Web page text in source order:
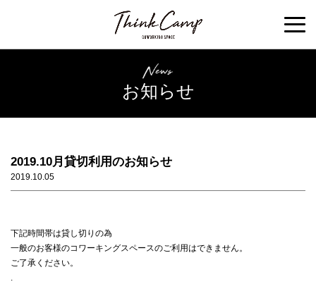
お知らせ
2019.10月貸切利用のお知らせ
2019.10.05
下記時間帯は貸し切りの為
一般のお客様のコワーキングスペースのご利用はできません。
ご了承ください。
.